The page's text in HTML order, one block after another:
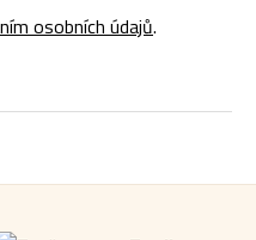
osobních údajů.